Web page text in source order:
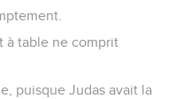
à table ne comprit
puisque Judas avait la